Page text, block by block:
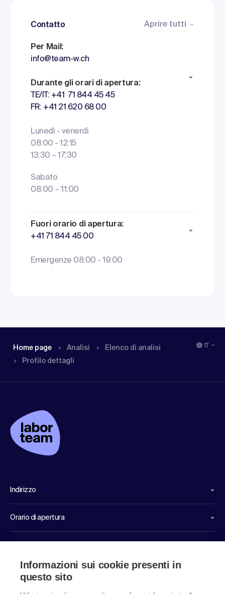
Contatto Aprire tutti
Per Mail:
info@team-w.ch
Durante gli orari di apertura:
TE/IT: +41 71 844 45 45
FR: +41 21 620 68 00
Lunedì - venerdì
08:00 - 12:15
13:30 – 17:30
Sabato
08:00 – 11:00
Fuori orario di apertura:
+41 71 844 45 00
Emergenze 08:00 - 19:00
Home page Analisi
Elenco di analisi
Profilo dettagli
Indirizzo
Orario di apertura
Informazioni sui cookie presenti in
questo sito